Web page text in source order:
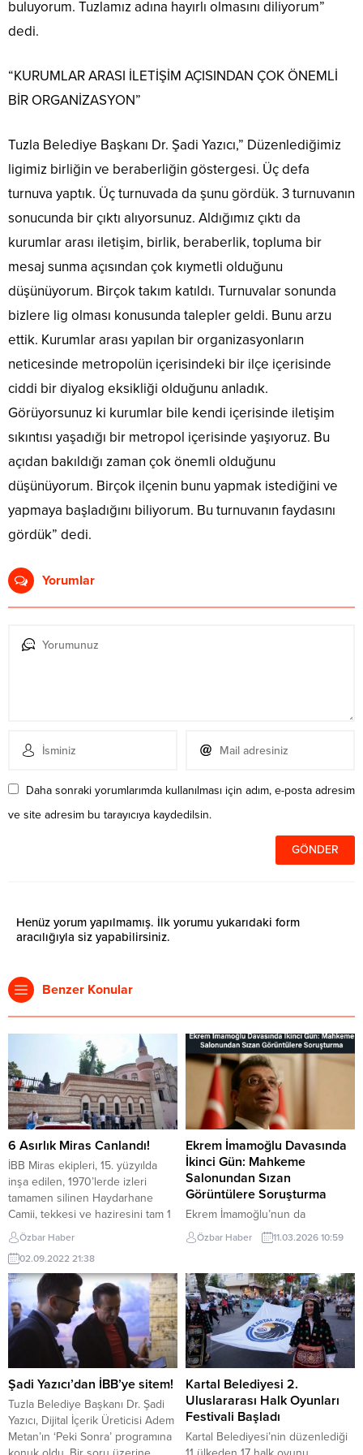
buluyorum. Tuzlamız adına hayırlı olmasını diliyorum”
dedi.
“KURUMLAR ARASI İLETİŞİM AÇISINDAN ÇOK ÖNEMLİ
BİR ORGANİZASYON”
Tuzla Belediye Başkanı Dr. Şadi Yazıcı,” Düzenlediğimiz
ligimiz birliğin ve beraberliğin göstergesi. Üç defa
turnuva yaptık. Üç turnuvada da şunu gördük. 3 turnuvanın
sonucunda bir çıktı alıyorsunuz. Aldığımız çıktı da
kurumlar arası iletişim, birlik, beraberlik, topluma bir
mesaj sunma açısından çok kıymetli olduğunu
düşünüyorum. Birçok takım katıldı. Turnuvalar sonunda
bizlere lig olması konusunda talepler geldi. Bunu arzu
ettik. Kurumlar arası yapılan bir organizasyonların
neticesinde metropolün içerisindeki bir ilçe içerisinde
ciddi bir diyalog eksikliği olduğunu anladık.
Görüyorsunuz ki kurumlar bile kendi içerisinde iletişim
sıkıntısı yaşadığı bir metropol içerisinde yaşıyoruz. Bu
açıdan bakıldığı zaman çok önemli olduğunu
düşünüyorum. Birçok ilçenin bunu yapmak istediğini ve
yapmaya başladığını biliyorum. Bu turnuvanın faydasını
gördük” dedi.
Yorumlar
Daha sonraki yorumlarımda kullanılması için adım, e-posta adresim
ve site adresim bu tarayıcıya kaydedilsin.
Henüz yorum yapılmamış. İlk yorumu yukarıdaki form
aracılığıyla siz yapabilirsiniz.
Benzer Konular
6 Asırlık Miras Canlandı!
İBB Miras ekipleri, 15. yüzyılda
inşa edilen, 1970’lerde izleri
tamamen silinen Haydarhane
Camii, tekkesi ve haziresini tam 1
yıllık çalışmanın ardından yeniden
inşa etti. İBB Başkanı Ekrem
İmamoğlu, yarım asır sonra
ibadete açılan Haydarhane
Camii’nde vatandaşlarla birlikte
Cuma namazını kıldı. İmamoğlu,
“Bu değerlerini ortaya çıkarttıkça,
İstanbul’un bence hakkını vermiş
Özbar Haber
02.09.2022 21:38
Ekrem İmamoğlu Davasında
İkinci Gün: Mahkeme
Salonundan Sızan
Görüntülere Soruşturma
Ekrem İmamoğlu’nun da
aralarında yer aldığı, 107’si tutuklu
toplam 402 sanığın yargılandığı
Belediyesi’ne (İBB) yönelik
soruşturma kapsamında açılan
davanın ikinci duruşması
tamamlandı. 3 bin 809 sayfalık
iddianame üzerinden yürütülen
yargılamanın ikinci oturumuna,
mahkeme salonundan sızdırılan
görüntüler ve usul tartışmaları
damga vurdu. Salon
Görüntülerine Adli İnceleme
Bakırköy Cumhuriyet...
Özbar Haber 11.03.2026 10:59
Şadi Yazıcı’dan İBB’ye sitem!
Tuzla Belediye Başkanı Dr. Şadi
Yazıcı, Dijital İçerik Üreticisi Adem
Metan’ın ‘Peki Sonra’ programına
Kartal Belediyesi 2.
Uluslararası Halk Oyunları
Festivali Başladı
Kartal Belediyesi’nin düzenlediği